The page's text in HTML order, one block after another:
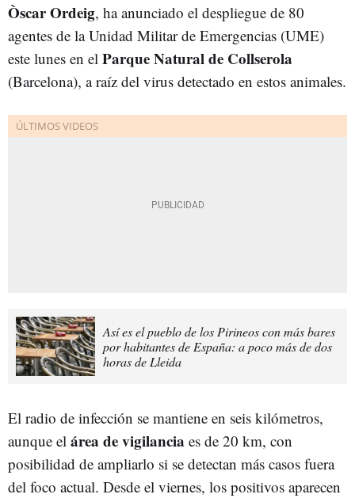
Òscar Ordeig, ha anunciado el despliegue de 80
agentes de la Unidad Militar de Emergencias (UME)
este lunes en el Parque Natural de Collserola
(Barcelona), a raíz del virus detectado en estos animales.
Así es el pueblo de los Pirineos con más bares
por habitantes de España: a poco más de dos
horas de Lleida
El radio de infección se mantiene en seis kilómetros,
aunque el área de vigilancia es de 20 km, con
posibilidad de ampliarlo si se detectan más casos fuera
del foco actual. Desde el viernes, los positivos aparecen